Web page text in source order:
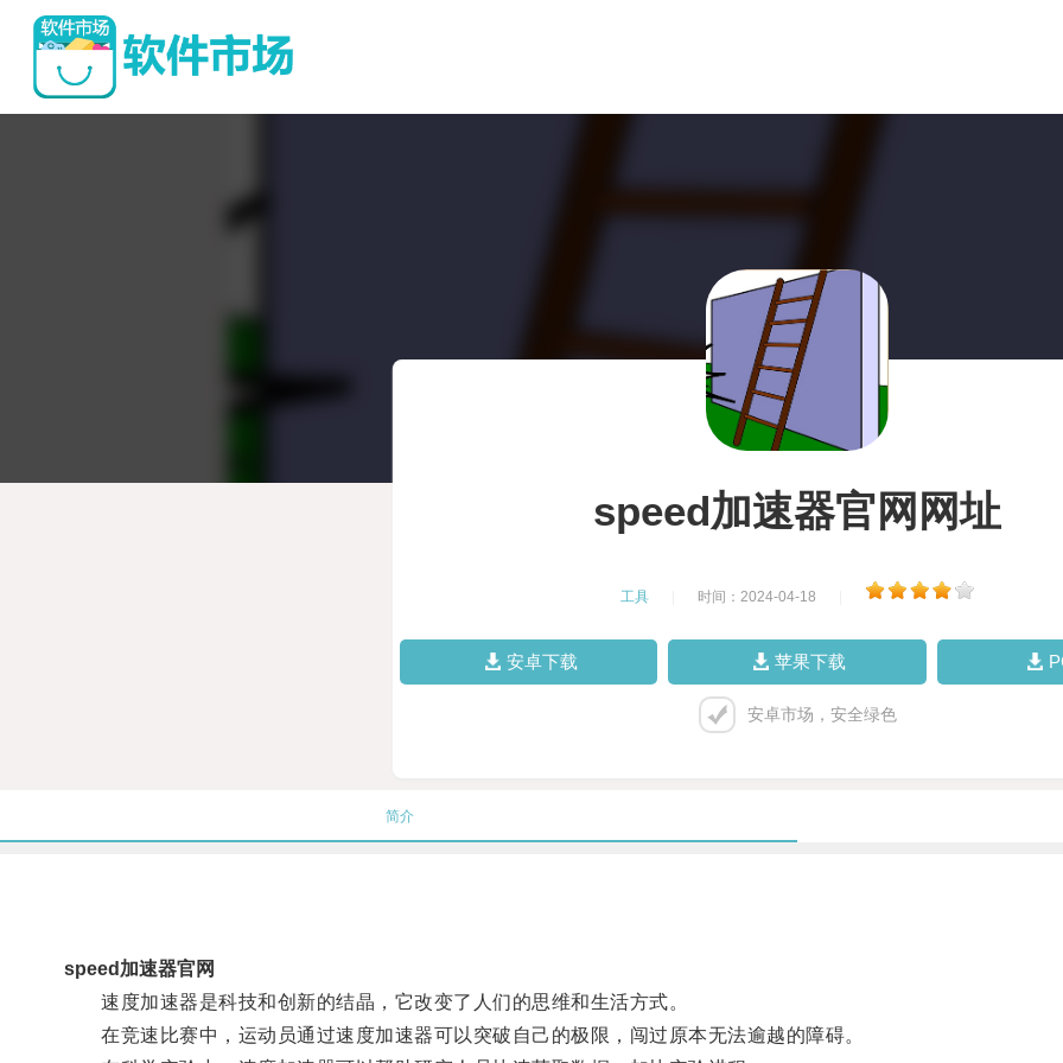
speed加速器官网网址
工具 时间：2024-04-18
安卓下载 苹果下载
安卓市场，安全绿色
简介
speed加速器官网
速度加速器是科技和创新的结晶，它改变了人们的思维和生活方式。
在竞速比赛中，运动员通过速度加速器可以突破自己的极限，闯过原本无法逾越的障碍。